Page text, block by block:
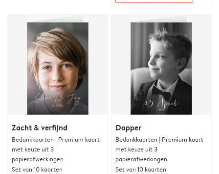
Zacht & verfijnd
Bedankkaarten | Premium kaart
met keuze uit 3
papierafwerkingen
Set van 10 kaarten
Dapper
Bedankkaarten | Premium kaart
met keuze uit 3
papierafwerkingen
Set van 10 kaarten